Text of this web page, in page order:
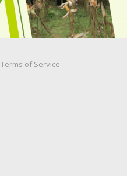
Terms of Service